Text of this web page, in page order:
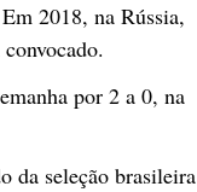
2018, na Rússia,
por 2 a 0, na
da seleção brasileira